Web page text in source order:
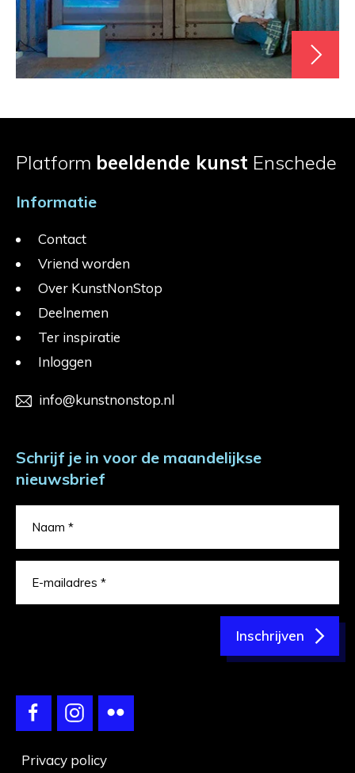
Platform beeldende kunst Enschede
Informatie
Contact
Vriend worden
Over KunstNonStop
Deelnemen
Ter inspiratie
Inloggen
info@kunstnonstop.nl
Schrijf je in voor de maandelijkse
nieuwsbrief
Inschrijven
Privacy policy